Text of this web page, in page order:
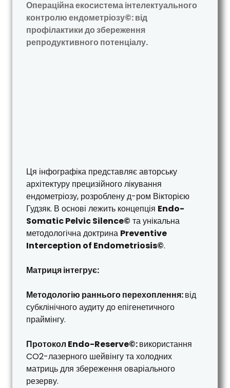
Операційна екосистема інтелектуального
контролю ендометріозу©: від
профілактики до збереження
репродуктивного потенціалу.
Ця інфографіка представляє авторську
архітектуру прецизійного лікування
ендометріозу, розроблену д-ром Вікторією
Гудзяк. В основі лежить концепція Endo-
Somatic Pelvic Silence© та унікальна
методологічна доктрина Preventive
Interception of Endometriosis©.
Матриця інтегрує:
Методологію раннього перехоплення:від
субклінічного аудиту до епігенетичного
праймінгу.
Протокол Endo-Reserve©:використання
CO2-лазерного шейвінгу та холодних
матриць для збереження оваріального
резерву.